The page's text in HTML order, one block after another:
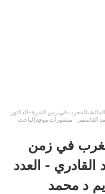
بالمغرب في زمن الندرة - الدكتور
- تقديم د محمد القاسمي - منشورات موقع الباحث
في زمن
القادري - العدد
د محمد